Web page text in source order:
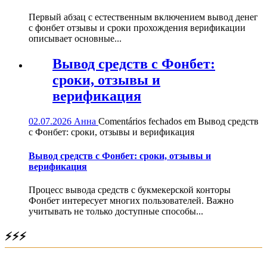
Первый абзац с естественным включением вывод денег
с фонбет отзывы и сроки прохождения верификации
описывает основные...
Вывод средств с Фонбет:
сроки, отзывы и
верификация
02.07.2026 Анна Comentários fechados em Вывод средств
с Фонбет: сроки, отзывы и верификация
Вывод средств с Фонбет: сроки, отзывы и
верификация
Процесс вывода средств с букмекерской конторы
Фонбет интересует многих пользователей. Важно
учитывать не только доступные способы...
⚡⚡⚡